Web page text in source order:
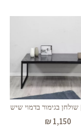
₪1,150